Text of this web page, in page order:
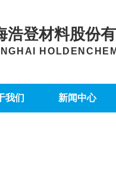
浩登材料股份
我们 新闻中心